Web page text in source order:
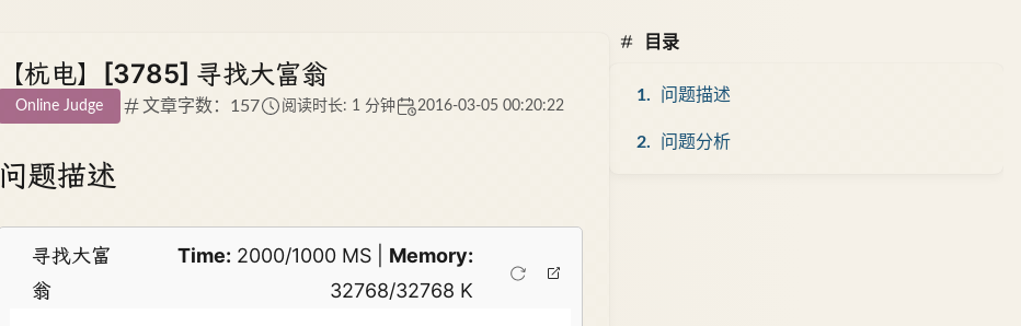
目录
问题描述
问题分析
【杭电】[3785] 寻找大富翁
Online Judge 文章字数：157 阅读时长: 1 分钟 2016-03-05 00:20:22
问题描述
寻找大富
翁
Time: 2000/1000 MS | Memory:
32768/32768 K